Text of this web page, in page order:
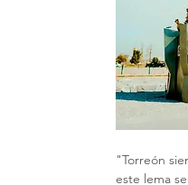
"Torreón
este lema